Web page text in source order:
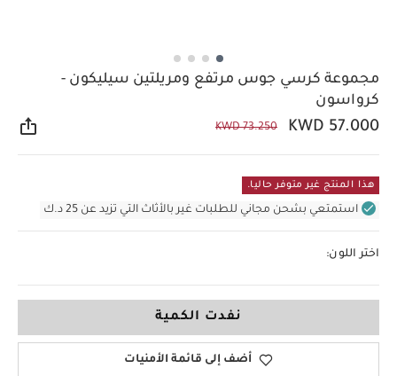
مجموعة كرسي جوس مرتفع ومريلتين سيليكون -
كرواسون
KWD 57.000
KWD 73.250
هذا المنتج غير متوفر حاليا.
استمتعي بشحن مجاني للطلبات غير بالأثاث التي تزيد عن 25 د.ك
اختر اللون:
نفدت الكمية
أضف إلى قائمة الأمنيات